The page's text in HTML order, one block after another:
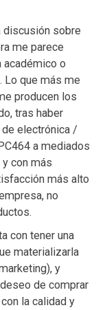
discusión sobre
me parece
académico o
Lo que más me
producen los
tras haber
electrónica /
a mediados
con más
más alto
no
con tener una
materializarla
y
de comprar
la calidad y